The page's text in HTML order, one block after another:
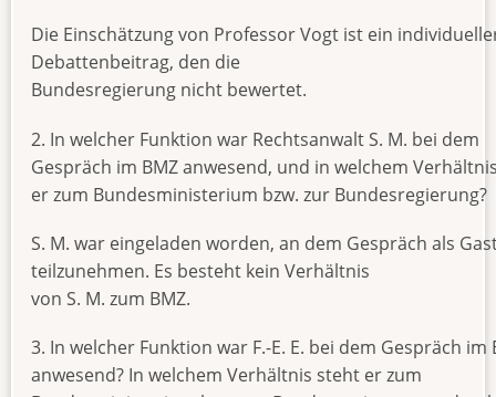
Die Einschätzung von Professor Vogt ist ein
Debattenbeitrag, den die
Bundesregierung nicht bewertet.
2. In welcher Funktion war Rechtsanwalt S. M. bei dem
Gespräch im BMZ anwesend, und in welchem
er zum Bundesministerium bzw. zur Bundesregierung?
S. M. war eingeladen worden, an dem Gespräch als
teilzunehmen. Es besteht kein Verhältnis
von S. M. zum BMZ.
3. In welcher Funktion war F.-E. E. bei dem Gespräch im
anwesend? In welchem Verhältnis steht er zum